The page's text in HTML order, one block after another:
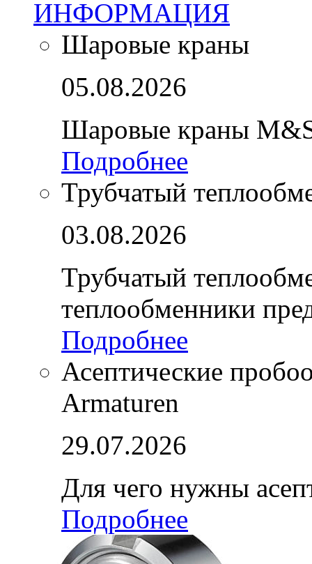
ИНФОРМАЦИЯ
Шаровые краны
05.08.2026
Шаровые краны
Подробнее
Трубчатый
03.08.2026
Трубчатый
теплообменники
Подробнее
Асептические
Armaturen
29.07.2026
Для чего нужны
Подробнее